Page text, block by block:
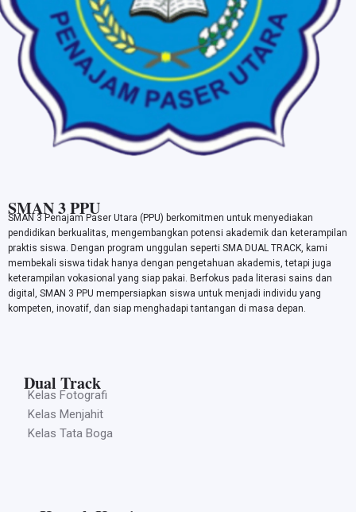
SMAN 3 PPU
SMAN 3 Penajam Paser Utara (PPU) berkomitmen untuk menyediakan
pendidikan berkualitas, mengembangkan potensi akademik dan keterampilan
praktis siswa. Dengan program unggulan seperti SMA DUAL TRACK, kami
membekali siswa tidak hanya dengan pengetahuan akademis, tetapi juga
keterampilan vokasional yang siap pakai. Berfokus pada literasi sains dan
digital, SMAN 3 PPU mempersiapkan siswa untuk menjadi individu yang
kompeten, inovatif, dan siap menghadapi tantangan di masa depan.
Dual Track
Kelas Fotografi
Kelas Menjahit
Kelas Tata Boga